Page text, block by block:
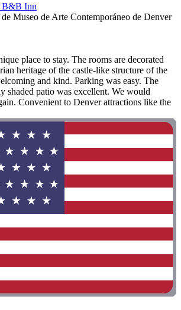
B&B Inn
Museo de Arte Contemporáneo de Denver
place to stay. The rooms are decorated
heritage of the castle-like structure of the
and kind. Parking was easy. The
shaded patio was excellent. We would
Convenient to Denver attractions like the